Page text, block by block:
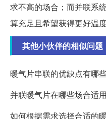
求不高的场合；而并联系
算充足且希望获得更好温
其他小伙伴的相似问题
暖气片串联的优缺点有哪
并联暖气片在哪些场合适
如何根据需求选择合适的